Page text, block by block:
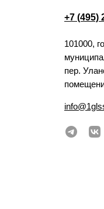
+7 (495)
101000,
пер.